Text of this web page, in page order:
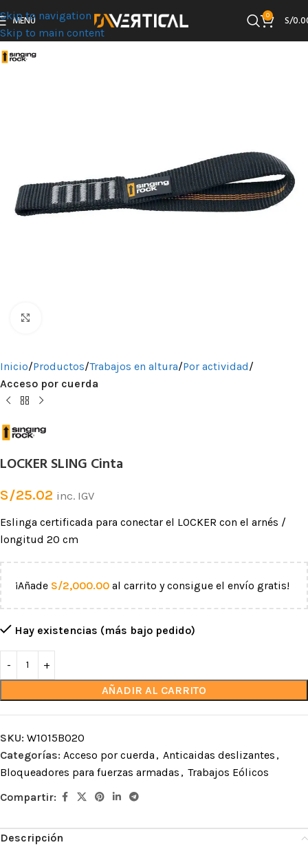
Skip to navigation
Skip to main content
MENÚ 0 S/
Inicio Productos Trabajos en altura Por actividad
Acceso por cuerda
LOCKER SLING Cinta
S/25.02 inc. IGV
Eslinga certificada para conectar el LOCKER con el arnés /
longitud 20 cm
¡Añade S/2,000.00 al carrito y consigue el envío gratis!
Hay existencias (más bajo pedido)
AÑADIR AL CARRITO
SKU: W1015B020
Categorías: Acceso por cuerda , Anticaidas deslizantes ,
Bloqueadores para fuerzas armadas , Trabajos Eólicos
Compartir:
Descripción